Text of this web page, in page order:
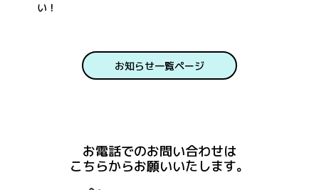
い！
お知らせ一覧ページ
お電話でのお問い合わせは
こちらからお願いいたします。